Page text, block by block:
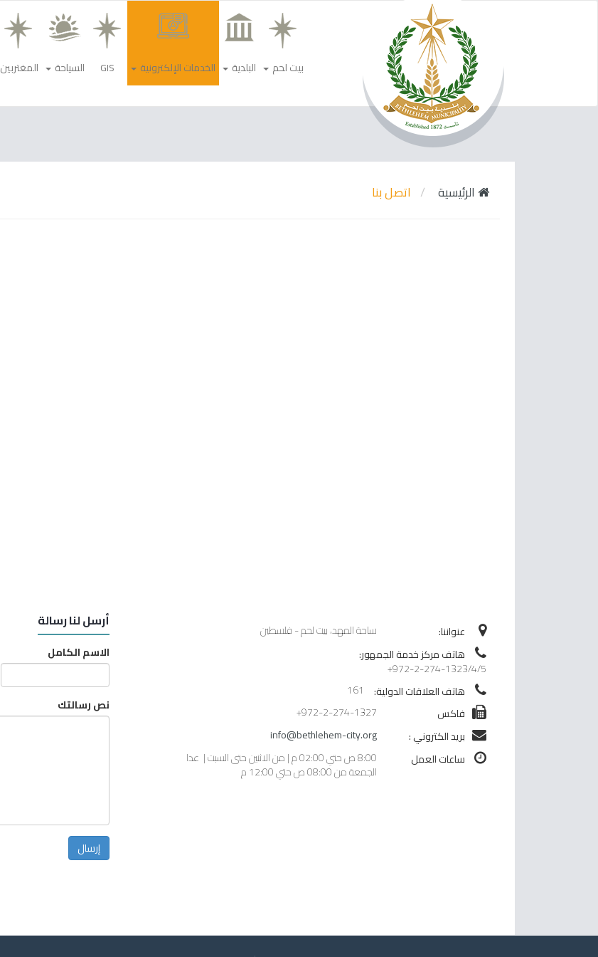
بيت لحم البلدية الخدمات الإلكترونية GIS السياحة المغتربين
الرئيسية اتصل بنا
عنواننا:
ساحة المهد، بيت لحم - فلسطين
هاتف مركز خدمة الجمهور:
+972-2-274-1323/4/5
هاتف العلاقات الدولية:
161
فاكس
+972-2-274-1327
بريد الكتروني :
info@bethlehem-city.org
ساعات العمل
8:00 ص حتي 02:00 م | من الاثنين حتى السبت | عدا
الجمعة من 08:00 ص حتي 12:00 م
أرسل لنا رسالة
الاسم الكامل
نص رسالتك
إرسال